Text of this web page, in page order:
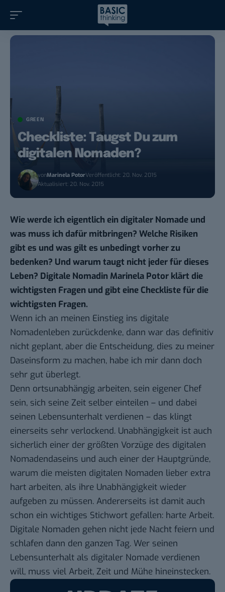
GREEN
Checkliste: Taugst Du zum
digitalen Nomaden?
vonMarinela PotorVeröffentlicht: 20. Nov. 2015
Aktualisiert: 20. Nov. 2015
Wie werde ich eigentlich ein digitaler Nomade und
was muss ich dafür mitbringen? Welche Risiken
gibt es und was gilt es unbedingt vorher zu
bedenken? Und warum taugt nicht jeder für dieses
Leben? Digitale Nomadin Marinela Potor klärt die
wichtigsten Fragen und gibt eine Checkliste für die
wichtigsten Fragen.
Wenn ich an meinen Einstieg ins digitale
Nomadenleben zurückdenke, dann war das definitiv
nicht geplant, aber die Entscheidung, dies zu meiner
Daseinsform zu machen, habe ich mir dann doch
sehr gut überlegt.
Denn ortsunabhängig arbeiten, sein eigener Chef
sein, sich seine Zeit selber einteilen – und dabei
seinen Lebensunterhalt verdienen – das klingt
einerseits sehr verlockend. Unabhängigkeit ist auch
sicherlich einer der größten Vorzüge des digitalen
Nomadendaseins und auch einer der Hauptgründe,
warum die meisten digitalen Nomaden lieber extra
hart arbeiten, als ihre Unabhängigkeit wieder
aufgeben zu müssen. Andererseits ist damit auch
schon ein wichtiges Stichwort gefallen: harte Arbeit.
Digitale Nomaden gehen nicht jede Nacht feiern und
schlafen dann den ganzen Tag. Wer seinen
Lebensunterhalt als digitaler Nomade verdienen
will, muss viel Arbeit, Zeit und Mühe hineinstecken.